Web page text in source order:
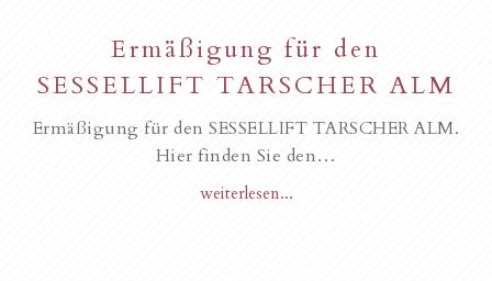
Ermäßigung für den
SESSELLIFT TARSCHER ALM
Ermäßigung für den SESSELLIFT TARSCHER ALM.
Hier finden Sie den…
weiterlesen...